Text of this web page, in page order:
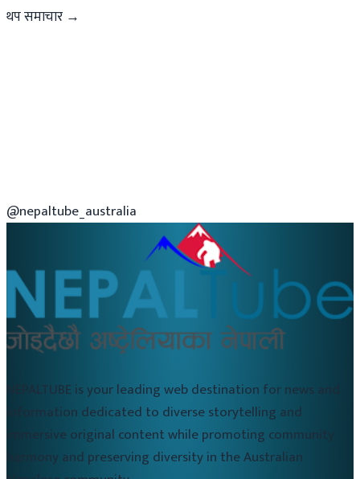
थप समाचार →
@nepaltube_australia
NEPALTUBE is your leading web destination for news and
information dedicated to diverse storytelling and
immersive original content while promoting community
harmony and preserving diversity in the Australian